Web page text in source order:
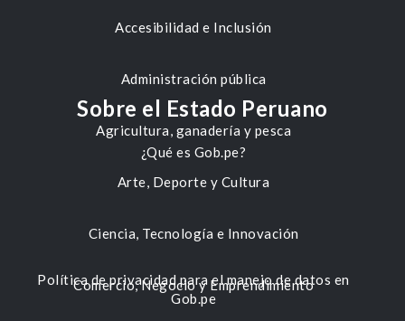
Accesibilidad e Inclusión
Administración pública
Agricultura, ganadería y pesca
Arte, Deporte y Cultura
Ciencia, Tecnología e Innovación
Comercio, Negocio y Emprendimiento
Sobre el Estado Peruano
¿Qué es Gob.pe?
Política de privacidad para el manejo de datos en
Gob.pe